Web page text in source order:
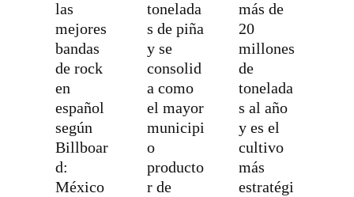
las
mejores
bandas
de rock
en
español
según
Billboar
d:
México
tonelada
s de piña
y se
consolid
a como
el mayor
municipi
o
producto
r de
más de
20
millones
de
tonelada
s al año
y es el
cultivo
más
estratégi